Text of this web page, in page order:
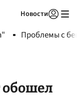
Новости
Проблемы с
обошел